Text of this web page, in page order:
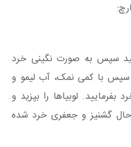
سپس به صورت نگینی خرد
سپس با کمی نمک، آب لیمو و
لوبیاها را بپزید و
گشنیز و جعفری خرد شده